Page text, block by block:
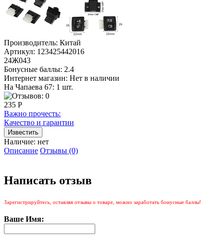
Производитель: Китай
Артикул: 123425442016
24Ж043
Бонусные баллы: 2.4
Интернет магазин: Нет в наличии
На Чапаева 67: 1 шт.
235 Р
Важно прочесть:
Качество и гарантии
Наличие: нет
Описание Отзывы (0)
Написать отзыв
Зарегистрируйтесь, оставляя отзывы о товаре, можно заработать бонусные баллы!
Ваше Имя: